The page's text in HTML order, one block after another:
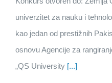
univerzitet za nauku i
kao jedan od prestižnih
osnovu Agencije za
„QS University [...]